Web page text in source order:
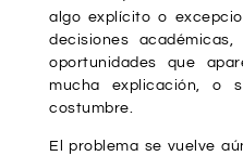
algo explícito o
decisiones académicas,
oportunidades que
mucha explicación, o
costumbre.
El problema se vuelve